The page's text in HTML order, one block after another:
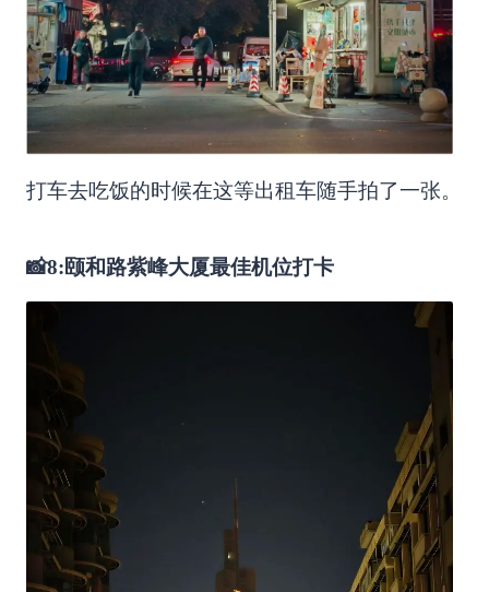
打车去吃饭的时候在这等出租车随手拍了一张。
📸8:颐和路紫峰大厦最佳机位打卡